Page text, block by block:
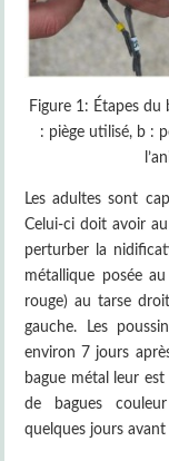
Figure 1: Étapes du
: piège utilisé, b :
Les adultes sont
Celui-ci doit avoir
perturber la
métallique posée
rouge) au tarse
gauche. Les
environ 7 jours
bague métal leur
de bagues
quelques jours avant